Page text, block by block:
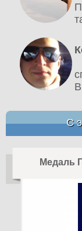
С
Медаль